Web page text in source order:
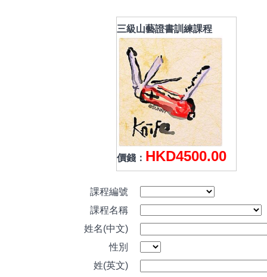
三級山藝證書訓練課程
價錢： HKD4500.00
課程編號
課程名稱
姓名(中文)
性別
姓(英文)